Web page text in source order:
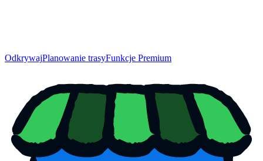
OdkrywajPlanowanie trasyFunkcje Premium